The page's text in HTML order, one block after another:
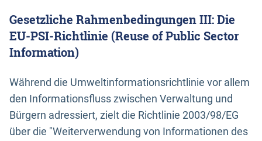
Gesetzliche Rahmenbedingungen III: Die
EU-PSI-Richtlinie (Reuse of Public Sector
Information)
Während die Umweltinformationsrichtlinie vor allem
den Informationsfluss zwischen Verwaltung und
Bürgern adressiert, zielt die Richtlinie 2003/98/EG
über die "Weiterverwendung von Informationen des